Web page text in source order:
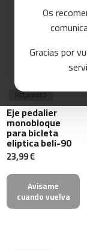
Os
Gracias por
r
e
r
m
c
-
8
0
m
Beli-150
RECAMBIO
Eje pedalier
monobloque
para bicleta
eliptica beli-90
23,99 €
Avisame
cuando vuelva